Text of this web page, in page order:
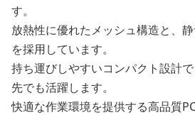
す。
放熱性に優れたメッシュ構造と、
を採用しています。
持ち運びしやすいコンパクト設計
先でも活躍します。
快適な作業環境を提供する高品質